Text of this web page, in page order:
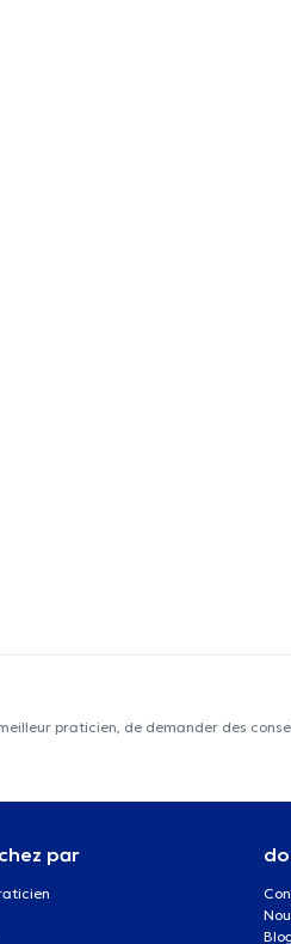
praticien, de demander des
par